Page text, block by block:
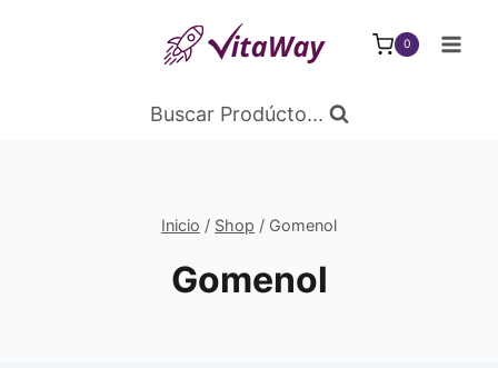
0
Buscar Prodúcto...
Inicio / Shop / Gomenol
Gomenol